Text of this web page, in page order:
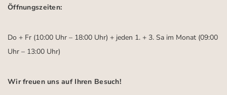
Öffnungszeiten:
Do + Fr (10:00 Uhr – 18:00 Uhr) + jeden 1. + 3. Sa im Monat (09:00
Uhr – 13:00 Uhr)
Wir freuen uns auf Ihren Besuch!